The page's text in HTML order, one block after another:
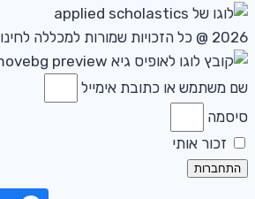
2026 @ כל הזכויות שמורות למכללה לחינוך חדש
שם משתמש או כתובת אימייל
סיסמה
זכור אותי
התחברות